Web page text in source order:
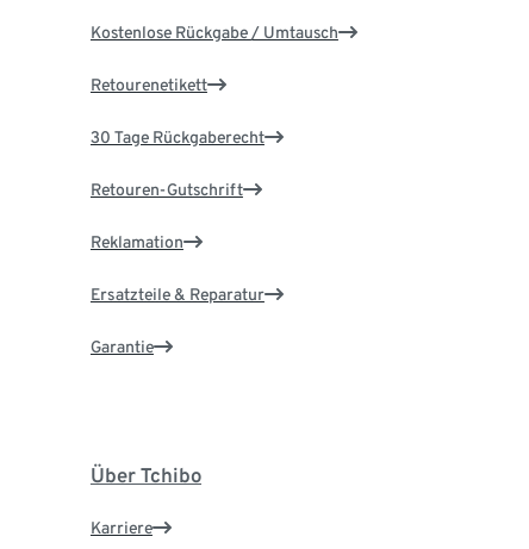
Kostenlose Rückgabe / Umtausch
Retourenetikett
30 Tage Rückgaberecht
Retouren-Gutschrift
Reklamation
Ersatzteile & Reparatur
Garantie
Über Tchibo
Karriere